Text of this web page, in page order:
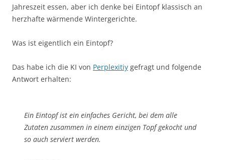
Jahreszeit essen, aber ich denke bei Eintopf klassisch an
herzhafte wärmende Wintergerichte.
Was ist eigentlich ein Eintopf?
Das habe ich die KI von Perplexitiy gefragt und folgende
Antwort erhalten:
Ein Eintopf ist ein einfaches Gericht, bei dem alle
Zutaten zusammen in einem einzigen Topf gekocht und
so auch serviert werden.